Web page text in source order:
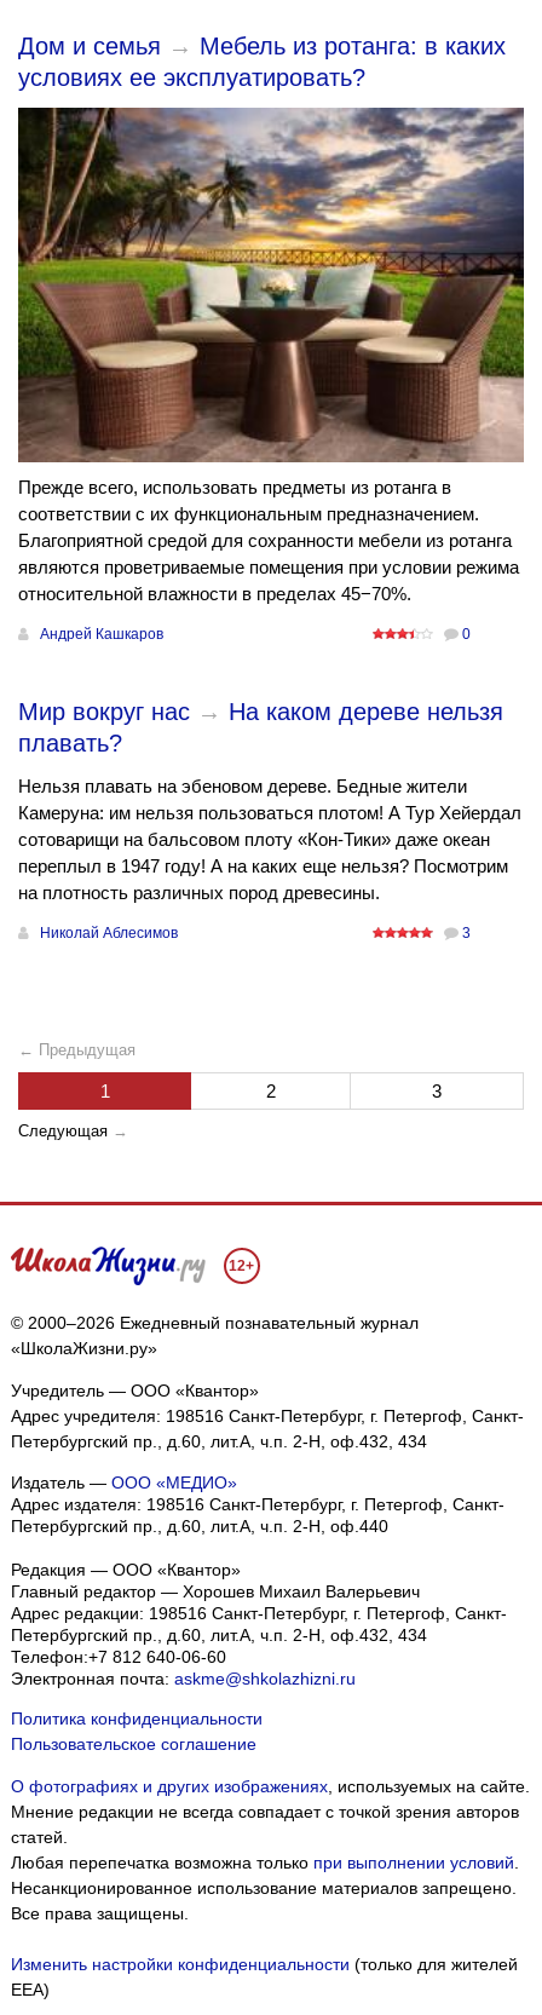
Дом и семья → Мебель из ротанга: в каких
условиях ее эксплуатировать?
Прежде всего, использовать предметы из ротанга в
соответствии с их функциональным предназначением.
Благоприятной средой для сохранности мебели из ротанга
являются проветриваемые помещения при условии режима
относительной влажности в пределах 45−70%.
Андрей Кашкаров 0
Мир вокруг нас → На каком дереве нельзя
плавать?
Нельзя плавать на эбеновом дереве. Бедные жители
Камеруна: им нельзя пользоваться плотом! А Тур Хейердал
сотоварищи на бальсовом плоту «Кон-Тики» даже океан
переплыл в 1947 году! А на каких еще нельзя? Посмотрим
на плотность различных пород древесины.
Николай Аблесимов 3
← Предыдущая
1 2 3
Следующая →
12+
© 2000–2026 Ежедневный познавательный журнал
«ШколаЖизни.ру»
Учредитель — ООО «Квантор»
Адрес учредителя: 198516 Санкт-Петербург, г. Петергоф, Санкт-
Петербургский пр., д.60, лит.А, ч.п. 2-Н, оф.432, 434
Издатель — ООО «МЕДИО»
Адрес издателя: 198516 Санкт-Петербург, г. Петергоф, Санкт-
Петербургский пр., д.60, лит.А, ч.п. 2-Н, оф.440
Редакция — ООО «Квантор»
Главный редактор — Хорошев Михаил Валерьевич
Адрес редакции: 198516 Санкт-Петербург, г. Петергоф Санкт-
Петербургский пр., д.60, лит.А, ч.п. 2-Н, оф.432, 434
Телефон:+7 812 640-06-60
Электронная почта: askme@shkolazhizni.ru
Политика конфиденциальности
Пользовательское соглашение
О фотографиях и других изображениях, используемых на сайте.
Мнение редакции не всегда совпадает с точкой зрения авторов
статей.
Любая перепечатка возможна только при выполнении условий
Несанкционированное использование материалов запрещено.
Все права защищены.
Изменить настройки конфиденциальности (только для жителей
EEA)